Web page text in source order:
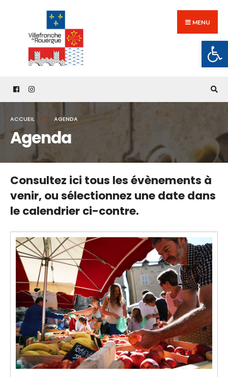
content
MENU
ACCUEIL AGENDA
Agenda
Consultez ici tous les évènements à
venir,ou sélectionnez une date dans
le calendrier ci-contre.